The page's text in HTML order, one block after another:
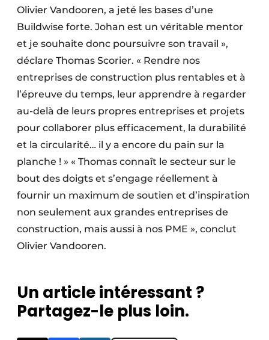
Olivier Vandooren, a jeté les bases d’une
Buildwise forte. Johan est un véritable mentor
et je souhaite donc poursuivre son travail »,
déclare Thomas Scorier. « Rendre nos
entreprises de construction plus rentables et à
l’épreuve du temps, leur apprendre à regarder
au-delà de leurs propres entreprises et projets
pour collaborer plus efficacement, la durabilité
et la circularité… il y a encore du pain sur la
planche ! » « Thomas connaît le secteur sur le
bout des doigts et s’engage réellement à
fournir un maximum de soutien et d’inspiration
non seulement aux grandes entreprises de
construction, mais aussi à nos PME », conclut
Olivier Vandooren.
Un article intéressant ?
Partagez-le plus loin.